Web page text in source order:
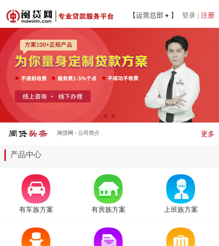
登录 |注册
【运营总部 】
闽贷网 - 公司简介 更多
产品中心
有车族方案 有房族方案 上班族方案